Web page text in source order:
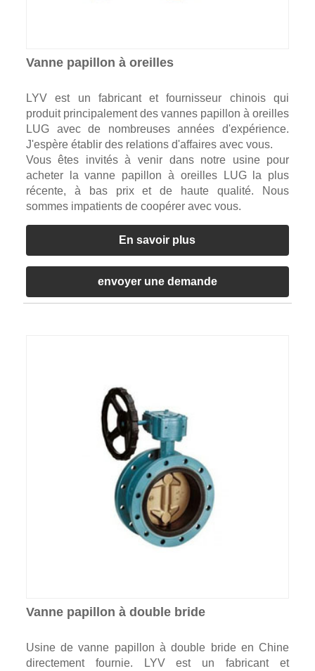
Vanne papillon à oreilles
LYV est un fabricant et fournisseur chinois qui
produit principalement des vannes papillon à oreilles
LUG avec de nombreuses années d'expérience.
J'espère établir des relations d'affaires avec vous.
Vous êtes invités à venir dans notre usine pour
acheter la vanne papillon à oreilles LUG la plus
récente, à bas prix et de haute qualité. Nous
sommes impatients de coopérer avec vous.
En savoir plus
envoyer une demande
Vanne papillon à double bride
Usine de vanne papillon à double bride en Chine
directement fournie. LYV est un fabricant et